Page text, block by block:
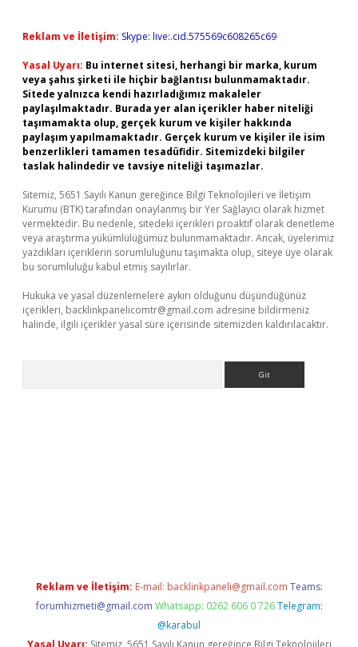
Reklam ve İletişim: Skype: live:.cid.575569c608265c69
Yasal Uyarı: Bu internet sitesi, herhangi bir marka, kurum
veya şahıs şirketi ile hiçbir bağlantısı bulunmamaktadır.
Sitede yalnızca kendi hazırladığımız makaleler
paylaşılmaktadır. Burada yer alan içerikler haber niteliği
taşımamakta olup, gerçek kurum ve kişiler hakkında
paylaşım yapılmamaktadır. Gerçek kurum ve kişiler ile isim
benzerlikleri tamamen tesadüfidir. Sitemizdeki bilgiler
taslak halindedir ve tavsiye niteliği taşımazlar.
Sitemiz, 5651 Sayılı Kanun gereğince Bilgi Teknolojileri ve İletişim
Kurumu (BTK) tarafından onaylanmış bir Yer Sağlayıcı olarak hizmet
vermektedir. Bu nedenle, sitedeki içerikleri proaktif olarak denetleme
veya araştırma yükümlülüğümüz bulunmamaktadır. Ancak, üyelerimiz
yazdıkları içeriklerin sorumluluğunu taşımakta olup, siteye üye olarak
bu sorumluluğu kabul etmiş sayılırlar.
Hukuka ve yasal düzenlemelere aykırı olduğunu düşündüğünüz
içerikleri, backlinkpanelicomtr@gmail.com adresine bildirmeniz
halinde, ilgili içerikler yasal süre içerisinde sitemizden kaldırılacaktır.
Reklam ve İletişim: E-mail: backlinkpaneli@gmail.com Teams:
forumhizmeti@gmail.com Whatsapp: 0262 606 0 726 Telegram:
@karabul
Yasal Uyarı: Sitemiz, 5651 Sayılı Kanun gereğince Bilgi Teknolojileri